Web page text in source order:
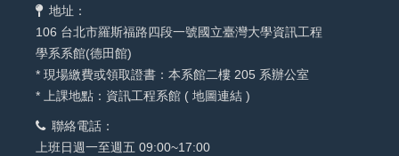
地址：
106 台北市羅斯福路四段一號國立臺灣大學資訊工程
學系系館(德田館)
* 現場繳費或領取證書：本系館二樓 205 系辦公室
* 上課地點：資訊工程系館 ( 地圖連結 )
聯絡電話：
上班日週一至週五 09:00~17:00